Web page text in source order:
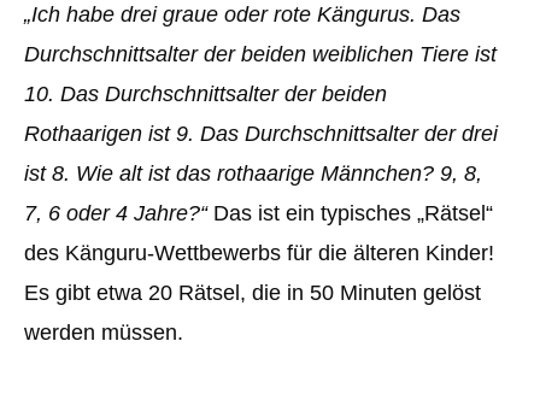
„Ich habe drei graue oder rote Kängurus. Das
Durchschnittsalter der beiden weiblichen Tiere ist
10. Das Durchschnittsalter der beiden
Rothaarigen ist 9. Das Durchschnittsalter der drei
ist 8. Wie alt ist das rothaarige Männchen? 9, 8,
7, 6 oder 4 Jahre?“Das ist ein typisches „Rätsel“
des Känguru-Wettbewerbs für die älteren Kinder!
Es gibt etwa 20 Rätsel, die in 50 Minuten gelöst
werden müssen.